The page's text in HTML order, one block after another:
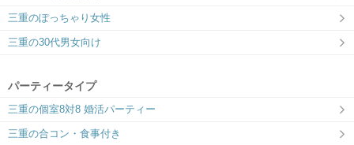
三重のぽっちゃり女性
三重の30代男女向け
パーティータイプ
三重の個室8対8 婚活パーティー
三重の合コン・食事付き